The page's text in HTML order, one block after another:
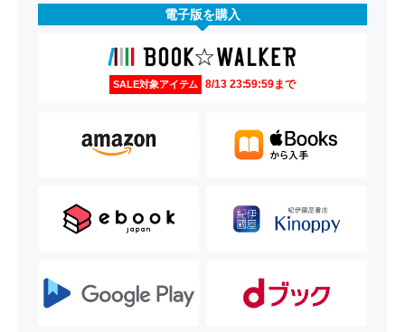
電子版を購入
SALE対象アイテム 8/13 23:59:59まで